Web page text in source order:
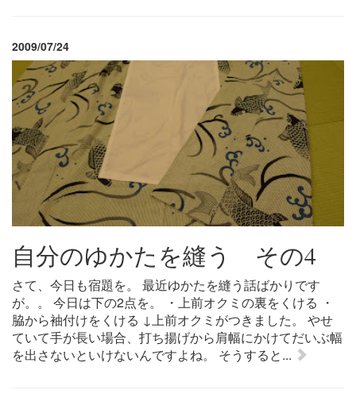
2009/07/24
自分のゆかたを縫う その4
さて、今日も宿題を。 最近ゆかたを縫う話ばかりです
が。。 今日は下の2点を。 ・上前オクミの裏をくける ・
脇から袖付けをくける ↓上前オクミがつきました。 やせ
ていて手が長い場合、打ち揚げから肩幅にかけてだいぶ幅
を出さないといけないんですよね。 そうすると...